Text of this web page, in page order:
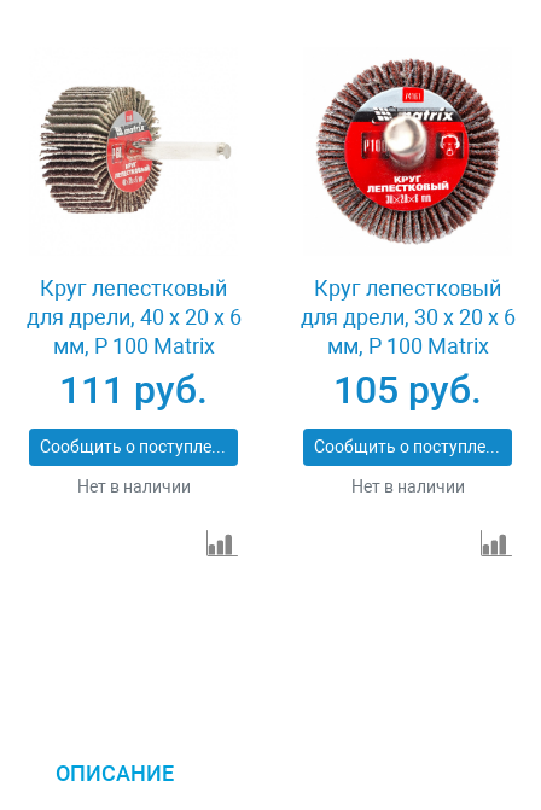
Круг лепестковый
для дрели, 40 х 20 х 6
мм, P 100 Matrix
74168
111 руб.
Сообщить о поступлении
Нет в наличии
Круг лепестковый
для дрели, 30 х 20 х 6
мм, P 100 Matrix
74161
105 руб.
Сообщить о поступлении
Нет в наличии
ОПИСАНИЕ